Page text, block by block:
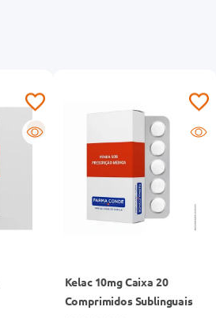
R
Kelac 10mg Caixa 20
Comprimidos Sublinguais